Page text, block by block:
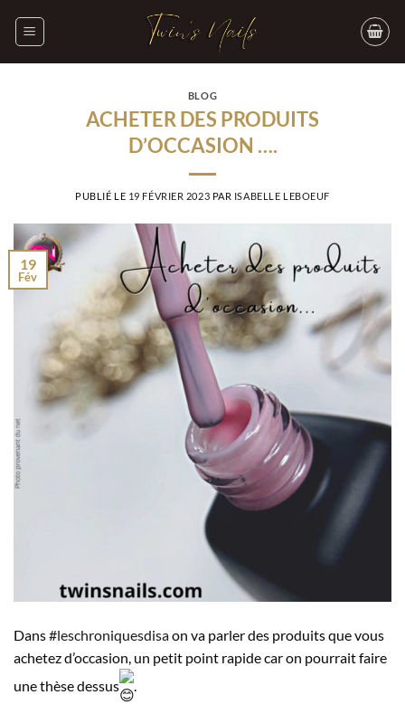
BLOG
ACHETER DES PRODUITS
D’OCCASION ….
PUBLIÉ LE 19 FÉVRIER 2023 PAR ISABELLE LEBOEUF
19
Fév
Dans#leschroniquesdisaon va parler des produits que vous
achetez d’occasion, un petit point rapide car on pourrait faire
une thèse dessus